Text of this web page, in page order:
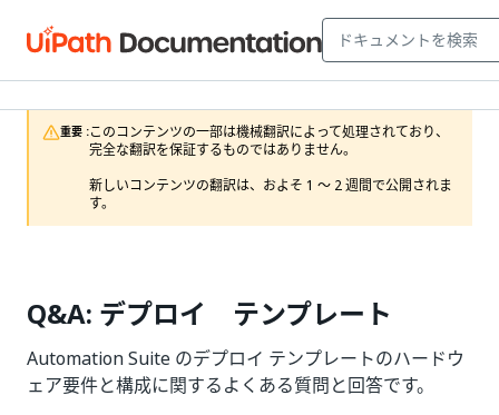
重要 :このコンテンツの一部は機械翻訳によって処理されており、
完全な翻訳を保証するものではありません。
新しいコンテンツの翻訳は、およそ 1 ～ 2 週間で公開されま
す。
Q&A: デプロイ テンプレート
Automation Suite のデプロイ テンプレートのハードウ
ェア要件と構成に関するよくある質問と回答です。